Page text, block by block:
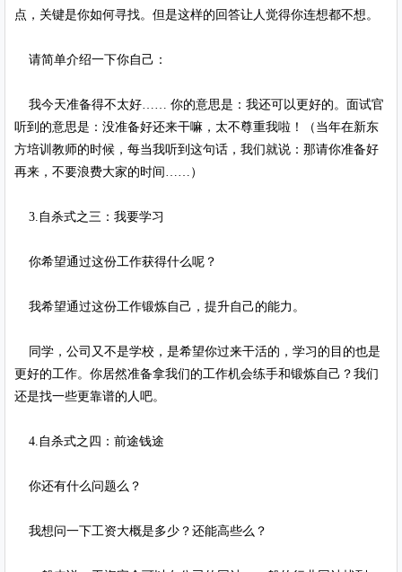
点，关键是你如何寻找。但是这样的回答让人觉得你连想都不想。
请简单介绍一下你自己：
我今天准备得不太好…… 你的意思是：我还可以更好的。面试官
听到的意思是：没准备好还来干嘛，太不尊重我啦！（当年在新东
方培训教师的时候，每当我听到这句话，我们就说：那请你准备好
再来，不要浪费大家的时间……）
3.自杀式之三：我要学习
你希望通过这份工作获得什么呢？
我希望通过这份工作锻炼自己，提升自己的能力。
同学，公司又不是学校，是希望你过来干活的，学习的目的也是
更好的工作。你居然准备拿我们的工作机会练手和锻炼自己？我们
还是找一些更靠谱的人吧。
4.自杀式之四：前途钱途
你还有什么问题么？
我想问一下工资大概是多少？还能高些么？